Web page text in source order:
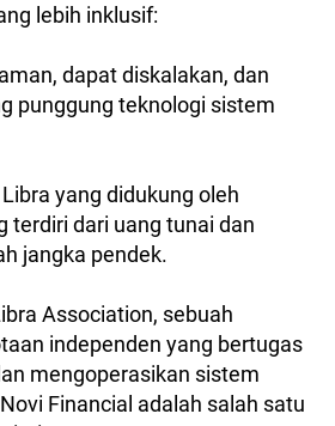
lebih inklusif:
dapat diskalakan, dan
punggung teknologi sistem
yang didukung oleh
terdiri dari uang tunai dan
jangka pendek.
Association, sebuah
independen yang bertugas
mengoperasikan sistem
Financial adalah salah satu